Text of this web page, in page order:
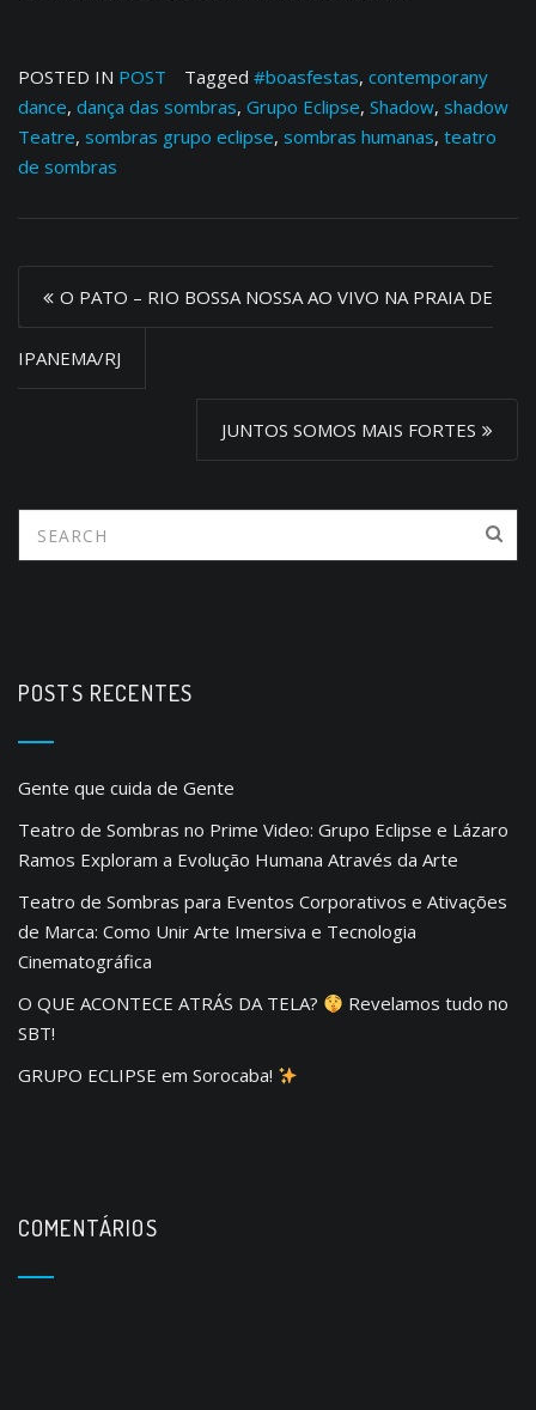
POSTED IN POST Tagged #boasfestas, contemporany
dance, dança das sombras, Grupo Eclipse, Shadow, shadow
Teatre, sombras grupo eclipse, sombras humanas, teatro
de sombras
o
s
t
v
i
t
o
n
O PATO – RIO BOSSA NOSSA AO VIVO NA PRAIA DE
IPANEMA/RJ
JUNTOS SOMOS MAIS FORTES
POSTS RECENTES
Gente que cuida de Gente
Teatro de Sombras no Prime Video: Grupo Eclipse e Lázaro
Ramos Exploram a Evolução Humana Através da Arte
Teatro de Sombras para Eventos Corporativos e Ativações
de Marca: Como Unir Arte Imersiva e Tecnologia
Cinematográfica
O QUE ACONTECE ATRÁS DA TELA?
Revelamos tudo no
SBT!
GRUPO ECLIPSE em Sorocaba!
COMENTÁRIOS